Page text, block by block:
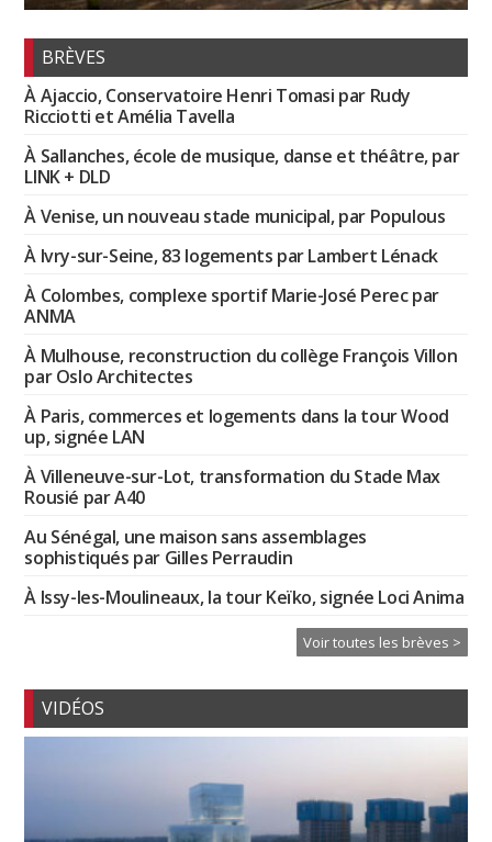
BRÈVES
À Ajaccio, Conservatoire Henri Tomasi par Rudy
Ricciotti et Amélia Tavella
À Sallanches, école de musique, danse et théâtre, par
LINK + DLD
À Venise, un nouveau stade municipal, par Populous
À Ivry-sur-Seine, 83 logements par Lambert Lénack
À Colombes, complexe sportif Marie-José Perec par
ANMA
À Mulhouse, reconstruction du collège François Villon
par Oslo Architectes
À Paris, commerces et logements dans la tour Wood
up, signée LAN
À Villeneuve-sur-Lot, transformation du Stade Max
Rousié par A40
Au Sénégal, une maison sans assemblages
sophistiqués par Gilles Perraudin
À Issy-les-Moulineaux, la tour Keïko, signée Loci Anima
Voir toutes les brèves >
VIDÉOS